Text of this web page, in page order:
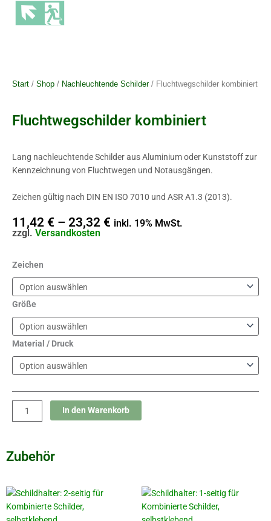
Start / Shop / Nachleuchtende Schilder/ Fluchtwegschilder kombiniert
Fluchtwegschilder kombiniert
Lang nachleuchtende Schilder aus Aluminium oder Kunststoff zur
Kennzeichnung von Fluchtwegen und Notausgängen.
Zeichen gültig nach DIN EN ISO 7010 und ASR A1.3 (2013).
11,42 € – 23,32 € inkl. 19% MwSt.
zzgl. Versandkosten
Zeichen
Größe
Material / Druck
Fluchtwegschilder
kombiniert
Menge
In den Warenkorb
Zubehör